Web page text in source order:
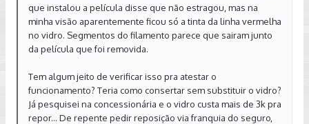
que instalou a película disse que não estragou, mas na
minha visão aparentemente ficou só a tinta da linha vermelha
no vidro. Segmentos do filamento parece que sairam junto
da película que foi removida.
Tem algum jeito de verificar isso pra atestar o
funcionamento? Teria como consertar sem substituir o vidro?
Já pesquisei na concessionária e o vidro custa mais de 3k pra
repor... De repente pedir reposição via franquia do seguro,